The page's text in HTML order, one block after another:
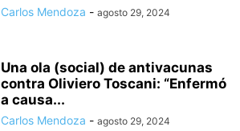
Carlos Mendoza - agosto 29, 2024
Una ola (social) de antivacunas
contra Oliviero Toscani: “Enfermó
a causa...
Carlos Mendoza - agosto 29, 2024